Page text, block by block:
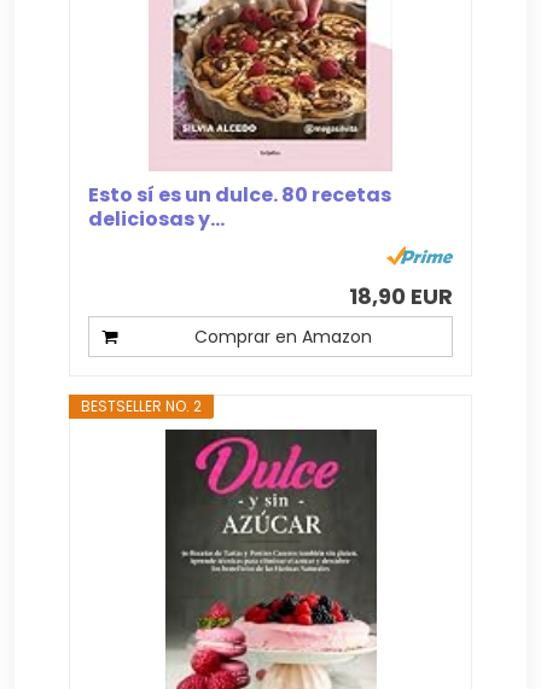
Esto sí es un dulce. 80 recetas
deliciosas y...
18,90 EUR
Comprar en Amazon
BESTSELLER NO. 2